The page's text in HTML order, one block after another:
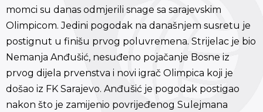
momci su danas odmjerili snage sa sarajevskim
Olimpicom. Jedini pogodak na današnjem susretu je
postignut u finišu prvog poluvremena. Strijelac je bio
Nemanja Anđušić, nesuđeno pojačanje Bosne iz
prvog dijela prvenstva i novi igrač Olimpica koji je
došao iz FK Sarajevo. Anđušić je pogodak postigao
nakon što je zamijenio povrijeđenog Sulejmana